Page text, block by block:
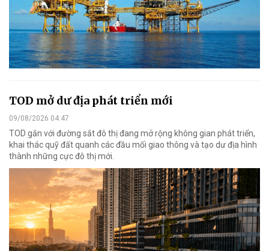
TOD mở dư địa phát triển mới
09/08/2026 04:47
TOD gắn với đường sắt đô thị đang mở rộng không gian phát triển,
khai thác quỹ đất quanh các đầu mối giao thông và tạo dư địa hình
thành những cực đô thị mới.